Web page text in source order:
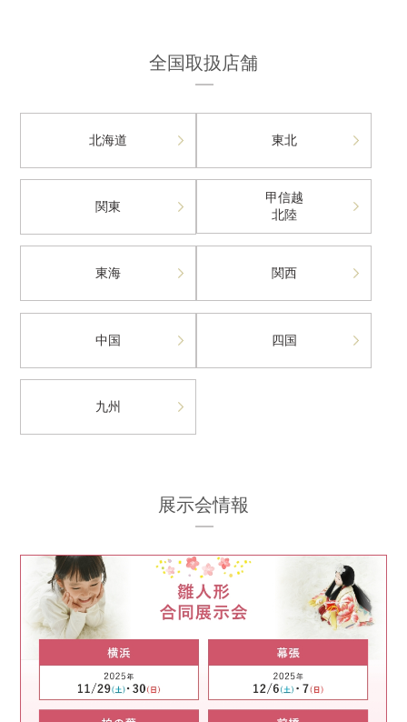
全国取扱店舗
北海道 東北
関東
甲信越
北陸
東海 関西
中国 四国
九州
展示会情報